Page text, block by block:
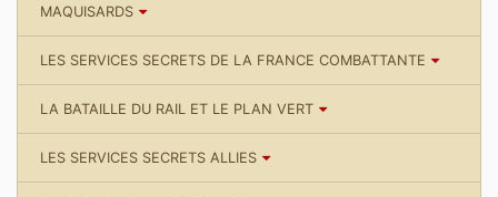
MAQUISARDS
LES SERVICES SECRETS DE LA FRANCE COMBATTANTE
LA BATAILLE DU RAIL ET LE PLAN VERT
LES SERVICES SECRETS ALLIES